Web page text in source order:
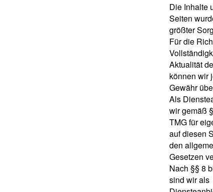
Die Inhalte
Seiten
größter
Für die
Aktualität
können wir
Gewähr
Als
wir gemäß
TMG für
auf diesen
den
Gesetzen
Nach §§ 8
sind wir als